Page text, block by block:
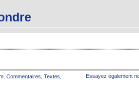
Commentaires Textes Essayez également